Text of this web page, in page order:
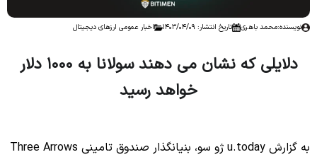
نویسنده:محمد باهری تاریخ انتشار: 1403/04/09 اخبار عمومی ارزهای دیجیتال
دلایلی که نشان می دهند سولانا به 1000 دلار
خواهد رسید
به گزارش u.today ژو سو، بنیانگذار صندوق تامینی Three Arrows